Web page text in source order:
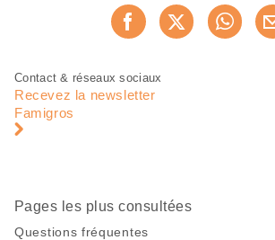
Pied
page
Navigation
pied
Contact & réseaux sociaux
Recevez la newsletter
Famigros
Pages les plus consultées
Questions fréquentes